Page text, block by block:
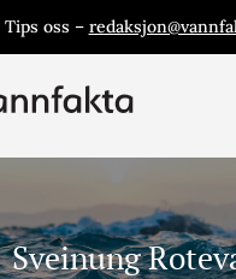
Tips oss –
Sveinung